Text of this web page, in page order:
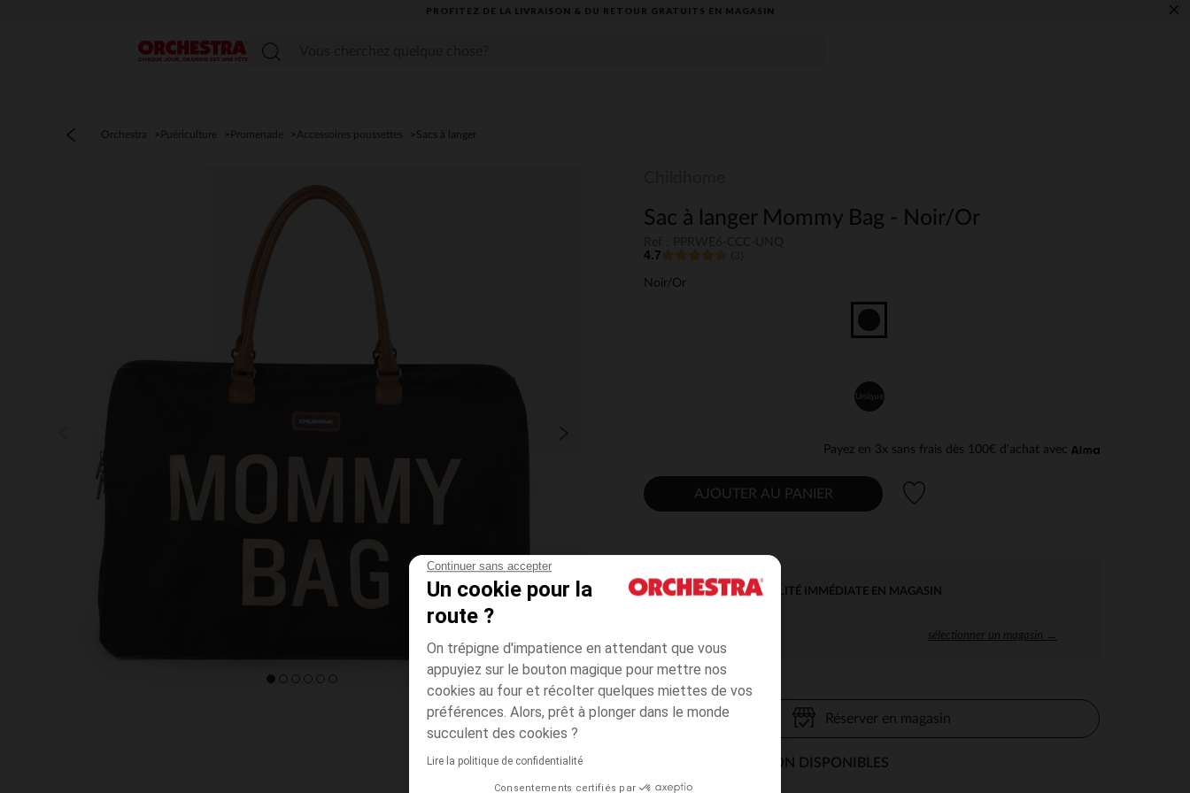
Continuer sans accepter
Un cookie pour la
route ?
On trépigne d'impatience en attendant que vous
appuyiez sur le bouton magique pour mettre nos
cookies au four et récolter quelques miettes de vos
préférences. Alors, prêt à plonger dans le monde
succulent des cookies ?
Lire la politique de confidentialité
Consentements certifiés par
PROFITEZ DE LA LIVRAISON & DU RETOUR GRATUITS EN MAGASIN​ ×
Menu
Orchestra Puériculture Promenade Accessoires poussettes Sacs à langer
Sac à langer Mommy Bag - Noir/Or
4.7
Noir/Or
Unique
Payez en 3x sans frais dès 100€ d'achat avec
AJOUTER AU PANIER
DISPONIBILITÉ IMMÉDIATE EN MAGASIN
sélectionner un magasin →
Réserver en magasin
MODES DE LIVRAISON DISPONIBLES